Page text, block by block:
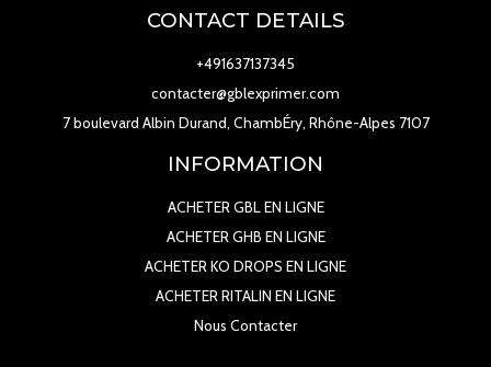
CONTACT DETAILS
+491637137345
contacter@gblexprimer.com
7 boulevard Albin Durand, ChambÉry, Rhône-Alpes 7107
INFORMATION
ACHETER GBL EN LIGNE
ACHETER GHB EN LIGNE
ACHETER KO DROPS EN LIGNE
ACHETER RITALIN EN LIGNE
Nous Contacter